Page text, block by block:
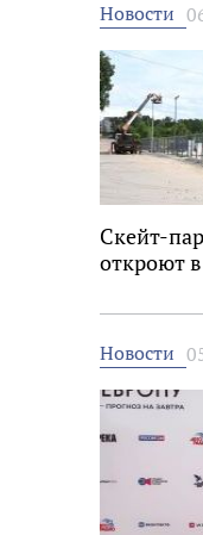
Новости
Скейт-
откроют
Новости